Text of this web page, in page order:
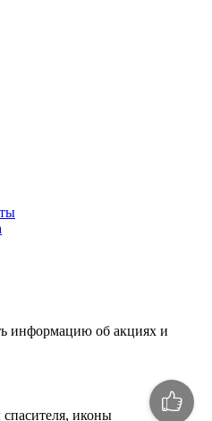
информацию об акциях и
иконы